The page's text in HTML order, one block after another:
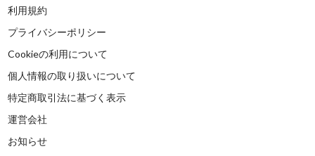
利用規約
プライバシーポリシー
Cookieの利用について
個人情報の取り扱いについて
特定商取引法に基づく表示
運営会社
お知らせ